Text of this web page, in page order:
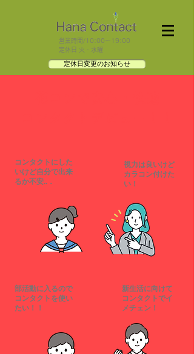
​営業時間/10:00～19:00
定休日 火・水曜
定休日変更のお知らせ
​コンタクトにした
いけど自分で出来
るか不安..．
​視力は良いけど
カラコン付けた
い！
​部活動に入るので
コンタクトを使い
たい！！
新生活に向けて
コンタクトでイ
メチェン！